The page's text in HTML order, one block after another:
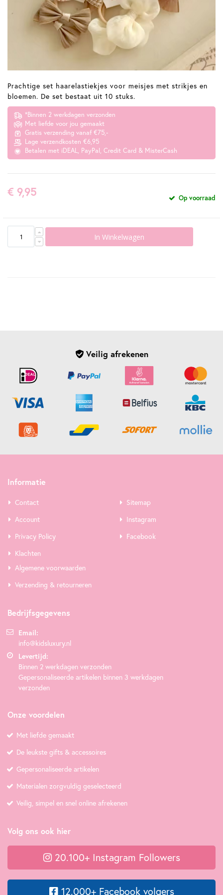
Prachtige set haarelastiekjes voor meisjes met strikjes en
bloemen. De set bestaat uit 10 stuks.
*Binnen 2 werkdagen verzonden
Met liefde voor jou gemaakt
Gratis verzending vanaf €75,-
Lage verzendkosten €6,95
Betalen met iDEAL, PayPal, Credit Card & MisterCash
€ 9,95 Op voorraad
In Winkelwagen
Veilig afrekenen
Informatie
Contact
Account
Privacy Policy
Klachten
Sitemap
Instagram
Facebook
Algemene voorwaarden
Verzending & retourneren
Bedrijfsgegevens
Email:
info@kidsluxury.nl
Levertijd:
Binnen 2 werkdagen verzonden
Gepersonaliseerde artikelen binnen 3 werkdagen
verzonden
Onze voordelen
Met liefde gemaakt
De leukste gifts & accessoires
Gepersonaliseerde artikelen
Materialen zorgvuldig geselecteerd
Veilig, simpel en snel online afrekenen
Volg ons ook hier
20.100+ Instagram Followers
12.000+ Facebook volgers